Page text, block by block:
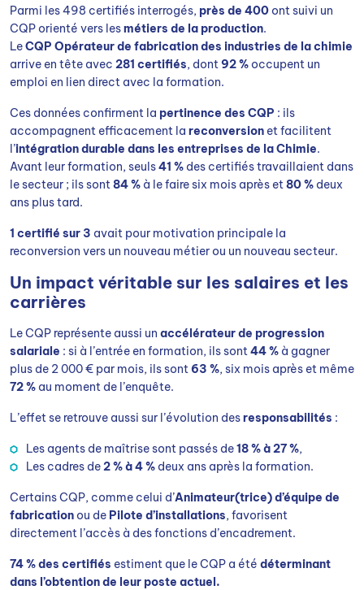
Parmi les 498 certifiés interrogés, près de 400 ont suivi un
CQP orienté vers lesmétiers de la production.
LeCQP Opérateur de fabrication des industries de la chimie
arrive en tête avec 281 certifiés, dont92 % occupent un
emploi en lien direct avec la formation.
Ces données confirment la pertinence des CQP : ils
accompagnent efficacement la reconversion et facilitent
l’intégration durable dans les entreprises de la Chimie.
Avant leur formation, seuls41 % des certifiés travaillaient dans
le secteur ; ils sont84 % à le faire six mois après et80 % deux
ans plus tard.
1 certifié sur 3 avait pour motivation principale la
reconversion vers un nouveau métier ou un nouveau secteur.
Un impact véritable sur les salaires et les
carrières
Le CQP représente aussi un accélérateur de progression
salariale : si à l’entrée en formation, ils sont44 % à gagner
plus de 2 000 € par mois, ils sont63 %, six mois après et même
72 % au moment de l’enquête.
L’effet se retrouve aussi sur l’évolution desresponsabilités :
Les agents de maîtrise sont passés de18 % à 27 %,
Les cadres de2 % à 4 % deux ans après la formation.
Certains CQP, comme celui d’Animateur(trice) d’équipe de
fabrication ou de Pilote d’installations, favorisent
directement l’accès à des fonctions d’encadrement.
74 % des certifiés estiment que le CQP a été déterminant
dans l’obtention de leur poste actuel.